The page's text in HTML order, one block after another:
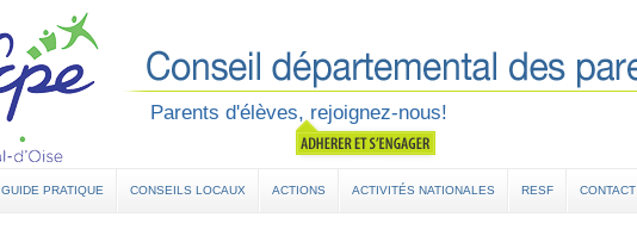
Parents d'élèves, rejoignez-nous!
GUIDE PRATIQUE CONSEILS LOCAUX ACTIONS ACTIVITÉS NATIONALES RESF CONTACT